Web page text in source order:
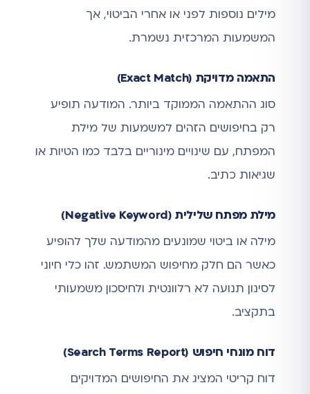
מילים נוספות לפני או אחרי הביטוי, אך
המשמעות המרכזית נשמרת.
התאמה מדויקת (Exact Match)
סוג ההתאמה הממוקד ביותר. המודעה תופיע
רק בחיפושים הזהים למשמעות של מילת
המפתח, עם שינויים מינוריים בלבד כמו הטיות או
שגיאות כתיב.
מילת מפתח שלילית (Negative Keyword)
מילה או ביטוי שמונעים מהמודעה שלך להופיע
כאשר הם חלק מחיפוש המשתמש. זהו כלי חיוני
לסינון תנועה לא רלוונטית ולחיסכון משמעותי
בתקציב.
דוח מונחי חיפוש (Search Terms Report)
דוח קריטי המציג את החיפושים המדויקים